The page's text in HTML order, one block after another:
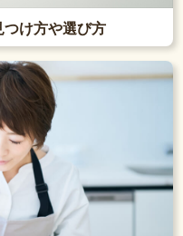
け方や選び方